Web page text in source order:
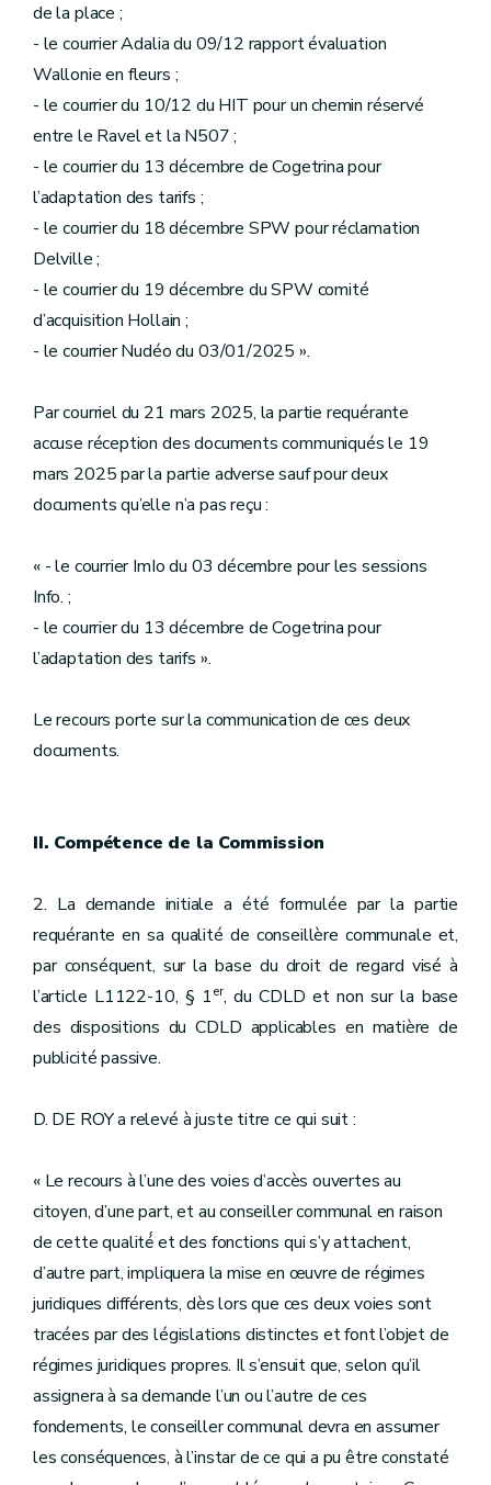
de la place ;
- le courrier Adalia du 09/12 rapport évaluation
Wallonie en fleurs ;
- le courrier du 10/12 du HIT pour un chemin réservé
entre le Ravel et la N507 ;
- le courrier du 13 décembre de Cogetrina pour
l’adaptation des tarifs ;
- le courrier du 18 décembre SPW pour réclamation
Delville ;
- le courrier du 19 décembre du SPW comité
d’acquisition Hollain ;
- le courrier Nudéo du 03/01/2025 ».
Par courriel du 21 mars 2025, la partie requérante
accuse réception des documents communiqués le 19
mars 2025 par la partie adverse sauf pour deux
documents qu’elle n’a pas reçu :
« - le courrier ImIo du 03 décembre pour les sessions
Info. ;
- le courrier du 13 décembre de Cogetrina pour
l’adaptation des tarifs ».
Le recours porte sur la communication de ces deux
documents.
II. Compétence de la Commission
2. La demande initiale a été formulée par la partie
requérante en sa qualité de conseillère communale et,
par conséquent, sur la base du droit de regard visé à
l’article L1122-10, § 1er, du CDLD et non sur la base
des dispositions du CDLD applicables en matière de
publicité passive.
D. DE ROY a relevé à juste titre ce qui suit :
« Le recours à l’une des voies d’accès ouvertes au
citoyen, d’une part, et au conseiller communal en raison
de cette qualité́ et des fonctions qui s’y attachent,
d’autre part, impliquera la mise en œuvre de régimes
juridiques différents, dès lors que ces deux voies sont
tracées par des législations distinctes et font l’objet de
régimes juridiques propres. Il s’ensuit que, selon qu’il
assignera à sa demande l’un ou l’autre de ces
fondements, le conseiller communal devra en assumer
les conséquences, à l’instar de ce qui a pu être constaté